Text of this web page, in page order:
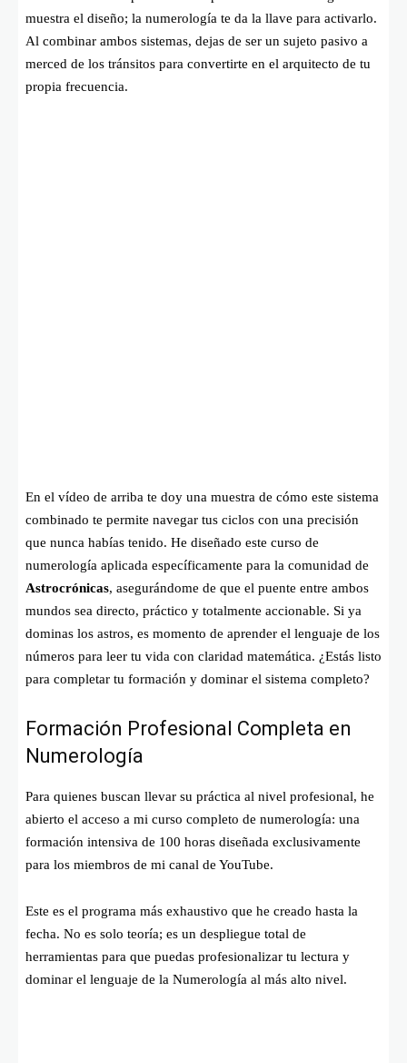
muestra el diseño; la numerología te da la llave para activarlo.
Al combinar ambos sistemas, dejas de ser un sujeto pasivo a
merced de los tránsitos para convertirte en el arquitecto de tu
propia frecuencia.
En el vídeo de arriba te doy una muestra de cómo este sistema
combinado te permite navegar tus ciclos con una precisión
que nunca habías tenido. He diseñado este curso de
numerología aplicada específicamente para la comunidad de
Astrocrónicas, asegurándome de que el puente entre ambos
mundos sea directo, práctico y totalmente accionable. Si ya
dominas los astros, es momento de aprender el lenguaje de los
números para leer tu vida con claridad matemática. ¿Estás listo
para completar tu formación y dominar el sistema completo?
Formación Profesional Completa en
Numerología
Para quienes buscan llevar su práctica al nivel profesional, he
abierto el acceso a mi curso completo de numerología: una
formación intensiva de 100 horas diseñada exclusivamente
para los miembros de mi canal de YouTube.
Este es el programa más exhaustivo que he creado hasta la
fecha. No es solo teoría; es un despliegue total de
herramientas para que puedas profesionalizar tu lectura y
dominar el lenguaje de la Numerología al más alto nivel.